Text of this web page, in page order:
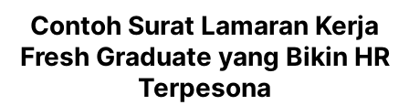
Contoh Surat Lamaran Kerja
Fresh Graduate yang Bikin HR
Terpesona